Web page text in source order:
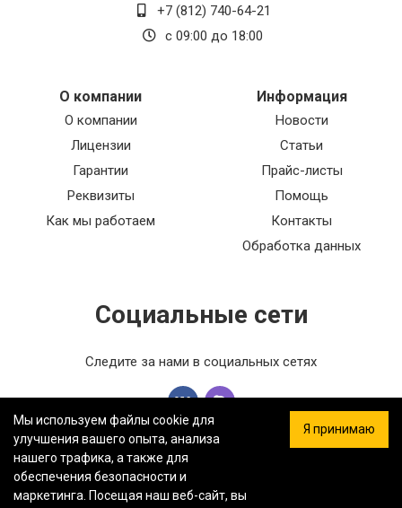
+7 (812) 740-64-21
с 09:00 до 18:00
О компании
О компании
Лицензии
Гарантии
Реквизиты
Как мы работаем
Информация
Новости
Статьи
Прайс-листы
Помощь
Контакты
Обработка данных
Социальные сети
Следите за нами в социальных сетях
ООО «ФЕРСТ МАСТЕР» — Информация на сайте не является
Мы используем файлы cookie для
улучшения вашего опыта, анализа
нашего трафика, а также для
обеспечения безопасности и
маркетинга. Посещая наш веб-сайт, вы
Я принимаю